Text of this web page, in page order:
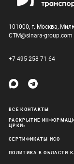
101000, г. Москва,
CTM@sinara-group.com
+7 495 258 71 64
ВСЕ КОНТАКТЫ
РАСКРЫТИЕ
ЦРКИ»
СЕРТИФИКАТЫ ИСО
ПОЛИТИКА В ОБЛАСТИ